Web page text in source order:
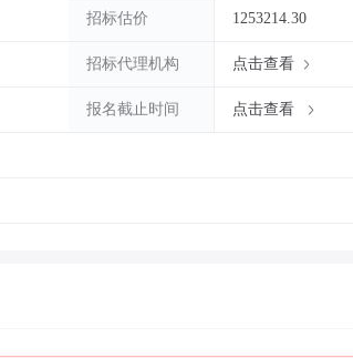
招标估价 1253214.30
招标代理机构 点击查看
报名截止时间 点击查看